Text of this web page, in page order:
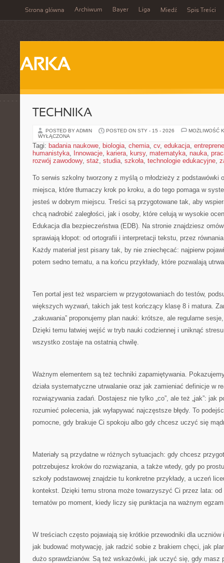
Strona główna Archiwum Bayer Liga Miedź Spis Treści
ARKA
TECHNIKA
POSTED BY ADMIN POSTED ON STY - 15 - 2026
MOŻLIWOŚĆ
WYŁĄCZONA
Tagi: badania naukowe, biologia, chemia, cv, edukacja,
humanistyka, Innowacje, kariera, kursy, matematyka, nauka,
rozwój zawodowy, staż, studia, szkoła, technologie edukacyjne,
To serwis szkolny tworzony z myślą o młodzieży z podstawówki
miejsca, które tłumaczy krok po kroku, a do tego pomaga w
jesteś w dobrym miejscu. Treści są przygotowane tak, aby
chcą nadrobić zaległości, jak i osoby, które celują w wysokie
Edukacja dla bezpieczeństwa (EDB). Na stronie znajdziesz
sprawiają kłopot: od ortografii i interpretacji tekstu, przez
Każdy materiał jest pisany tak, by nie zniechęcać: najpierw
potem sedno tematu, a na końcu przykłady, które pozwalają
Ten portal jest też wsparciem w przygotowaniach do testów,
większych wyzwań, takich jak test kończący klasę 8 i matura.
„zakuwania” proponujemy plan nauki: krótsze, ale regularne
Dzięki temu łatwiej wejść w tryb nauki codziennej i uniknąć
wszystko zostaje na ostatnią chwilę.
Ważnym elementem są też techniki zapamiętywania.
działa systematyczne utrwalanie oraz jak zamieniać definicje w
rozwiązywania zadań. Dostajesz nie tylko „co”, ale też „jak”: jak
rozumieć polecenia, jak wyłapywać najczęstsze błędy. To
pomocne, gdy brakuje Ci spokoju albo gdy chcesz uczyć się
Materiały są przydatne w różnych sytuacjach: gdy chcesz
potrzebujesz kroków do rozwiązania, a także wtedy, gdy po
szkoły podstawowej znajdzie tu konkretne przykłady, a uczeń
kontekst. Dzięki temu strona może towarzyszyć Ci przez lata:
tematów po moment, kiedy liczy się punktacja na ważnym
W treściach często pojawiają się krótkie przewodniki dla uczniów
jak budować motywację, jak radzić sobie z brakiem chęci, jak
dużo sprawdzianów. Są też wskazówki, jak uczyć się, gdy masz